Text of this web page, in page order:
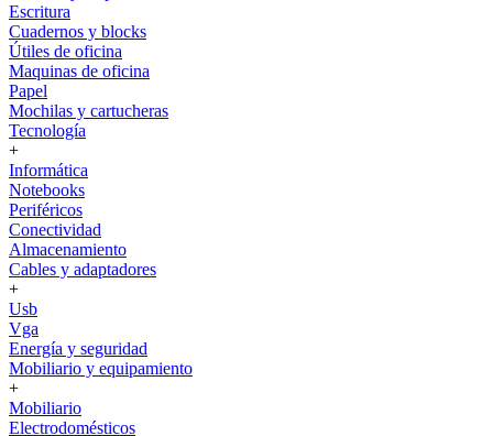
Escritura
Cuadernos y blocks
Útiles de oficina
Maquinas de oficina
Papel
Mochilas y cartucheras
Tecnología
+
Informática
Notebooks
Periféricos
Conectividad
Almacenamiento
Cables y adaptadores
+
Usb
Vga
Energía y seguridad
Mobiliario y equipamiento
+
Mobiliario
Electrodomésticos